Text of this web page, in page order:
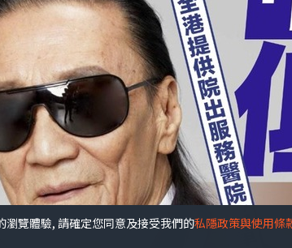
覽體驗, 請確定您同意及接受我們的私隱政策與使用條